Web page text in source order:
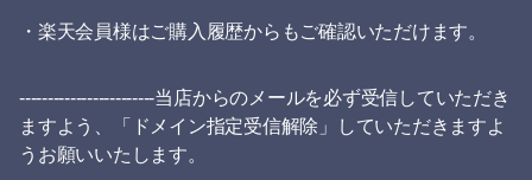
・楽天会員様はご購入履歴からもご確認いただけます。
------------------------当店からのメールを必ず受信していただき
ますよう、「ドメイン指定受信解除」していただきますよ
うお願いいたします。